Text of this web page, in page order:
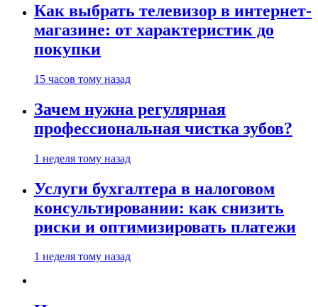
Как выбрать телевизор в интернет-
магазине: от характеристик до
покупки
15 часов тому назад
Зачем нужна регулярная
профессиональная чистка зубов?
1 неделя тому назад
Услуги бухгалтера в налоговом
консультировании: как снизить
риски и оптимизировать платежи
1 неделя тому назад